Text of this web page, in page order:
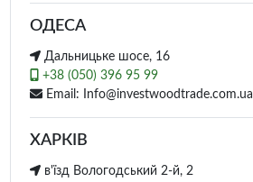
ОДЕСА
Дальницьке шосе, 16
+38 (050) 396 95 99
Email: Info@investwoodtrade.com.ua
ХАРКІВ
в'їзд Вологодський 2-й, 2